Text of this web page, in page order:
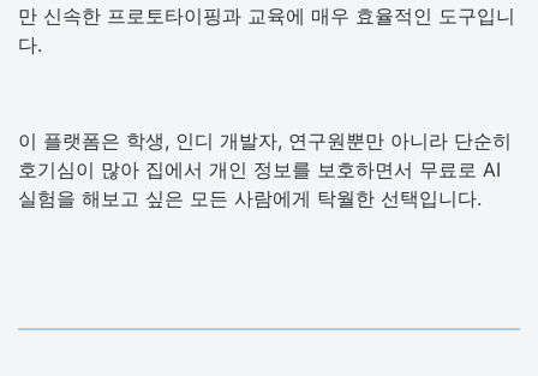
만 신속한 프로토타이핑과 교육에 매우 효율적인 도구입니
다.
이 플랫폼은 학생, 인디 개발자, 연구원뿐만 아니라 단순히
호기심이 많아 집에서 개인 정보를 보호하면서 무료로 AI
실험을 해보고 싶은 모든 사람에게 탁월한 선택입니다.